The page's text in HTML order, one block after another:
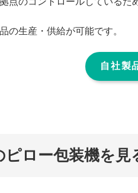
の生産・供給が可能です。
自社製
ロー包装機を見